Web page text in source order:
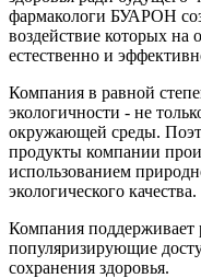
фармакологи БУАРОН
воздействие которых на
естественно и
Компания в равной
экологичности - не
окружающей среды.
продукты компании
использованием
экологического качества.
Компания
популяризирующие
сохранения здоровья.